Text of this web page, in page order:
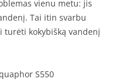
vienu metu: jis
Tai itin svarbu
kokybišką vandenį
S550